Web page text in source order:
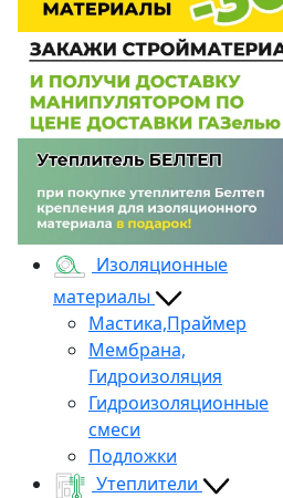
Изоляционные
материалы
Мастика,Праймер
Мембрана,
Гидроизоляция
Гидроизоляционные
смеси
Подложки
Утеплители